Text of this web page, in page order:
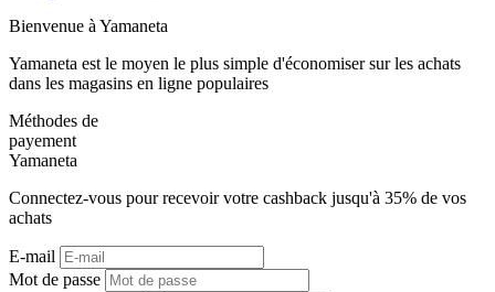
Bienvenue à Yamaneta
Yamaneta est le moyen le plus simple d'économiser sur les achats
dans les magasins en ligne populaires
Méthodes de
payement
Yamaneta
Connectez-vous pour recevoir votre cashback jusqu'à 35% de vos
achats
E-mail
Mot de passe